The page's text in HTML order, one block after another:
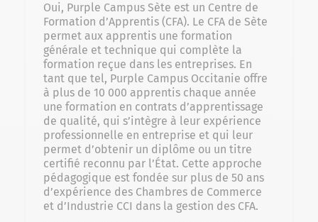
Oui, Purple Campus Sète est un Centre de
Formation d’Apprentis (CFA). Le CFA de Sète
permet aux apprentis une formation
générale et technique qui complète la
formation reçue dans les entreprises. En
tant que tel, Purple Campus Occitanie offre
à plus de 10 000 apprentis chaque année
une formation en contrats d’apprentissage
de qualité, qui s’intègre à leur expérience
professionnelle en entreprise et qui leur
permet d’obtenir un diplôme ou un titre
certifié reconnu par l’État. Cette approche
pédagogique est fondée sur plus de 50 ans
d’expérience des Chambres de Commerce
et d’Industrie CCI dans la gestion des CFA.